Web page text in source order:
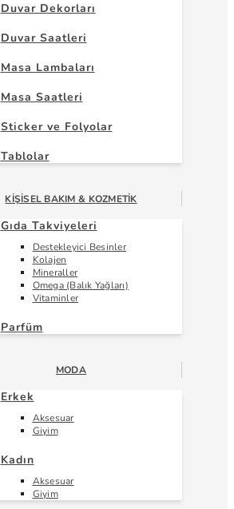
Duvar Dekorları
Duvar Saatleri
Masa Lambaları
Masa Saatleri
Sticker ve Folyolar
Tablolar
KIŞISEL BAKIM & KOZMETIK
Gıda Takviyeleri
Destekleyici Besinler
Kolajen
Mineraller
Omega (Balık Yağları)
Vitaminler
Parfüm
MODA
Erkek
Aksesuar
Giyim
Kadın
Aksesuar
Giyim